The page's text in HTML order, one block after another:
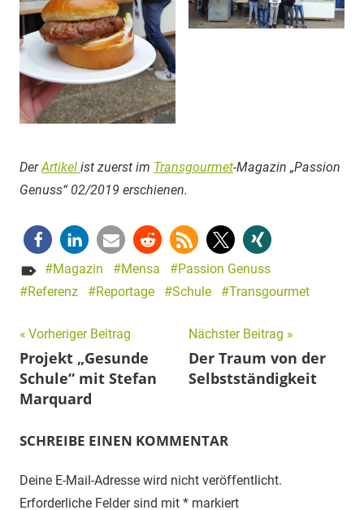
DerArtikel ist zuerst im Transgourmet-Magazin „Passion
Genuss“ 02/2019 erschienen.
Magazin Mensa
Passion Genuss
Referenz
Reportage Schule Transgourmet
Beitragsnavigation
Vorheriger Beitrag
Projekt „Gesunde
Schule“ mit Stefan
Marquard
Nächster Beitrag
Der Traum von der
Selbstständigkeit
SCHREIBE EINEN KOMMENTAR
Deine E-Mail-Adresse wird nicht veröffentlicht.
Erforderliche Felder sind mit * markiert